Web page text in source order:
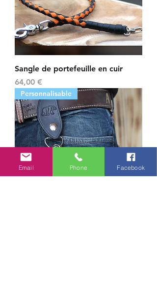
Sangle de portefeuille en cuir
Prix
64,00 €
Personnalisable
Email Phone Facebook